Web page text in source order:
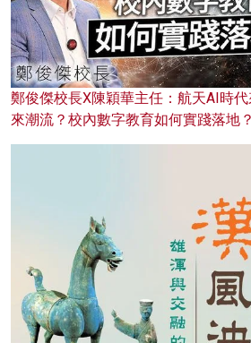
鄭俊傑校長X陳穎華主任：航天AI時
來潮流？校內數字教育如何實踐落地？